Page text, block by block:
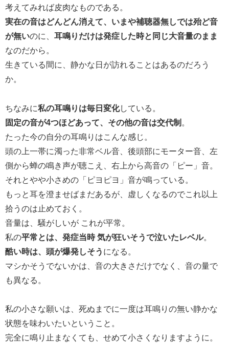
考えてみれば皮肉なものである。
実在の音はどんどん消えて、いまや補聴器無しでは殆ど音
が無いのに、 耳鳴りだけは発症した時と同じ大音量のまま
なのだから。
生きている間に、静かな日が訪れることはあるのだろう
か。
ちなみに私の耳鳴りは毎日変化している。
固定の音が4つほどあって、その他の音は交代制 。
たった今の自分の耳鳴りはこんな感じ。
頭の上一帯に濁った非常ベル音、後頭部にモーター音、左
側から蝉の鳴き声が聴こえ、右上から高音の「ピー」音。
それとやや小さめの「ピヨピヨ」音が鳴っている。
もっと耳を澄ませばまだあるが、虚しくなるのでこれ以上
拾うのは止めておく。
音量は、騒がしいが これが平常。
私の平常とは、発症当時 気が狂いそうで泣いたレベル。
酷い時は、頭が爆発しそう になる。
マシかそうでないかは、音の大きさだけでなく、音の量で
も異なる。
私の小さな願いは、死ぬまでに一度は耳鳴りの無い静かな
状態を味わいたいということ。
完全に鳴り止まなくても、せめて小さくなりますように。